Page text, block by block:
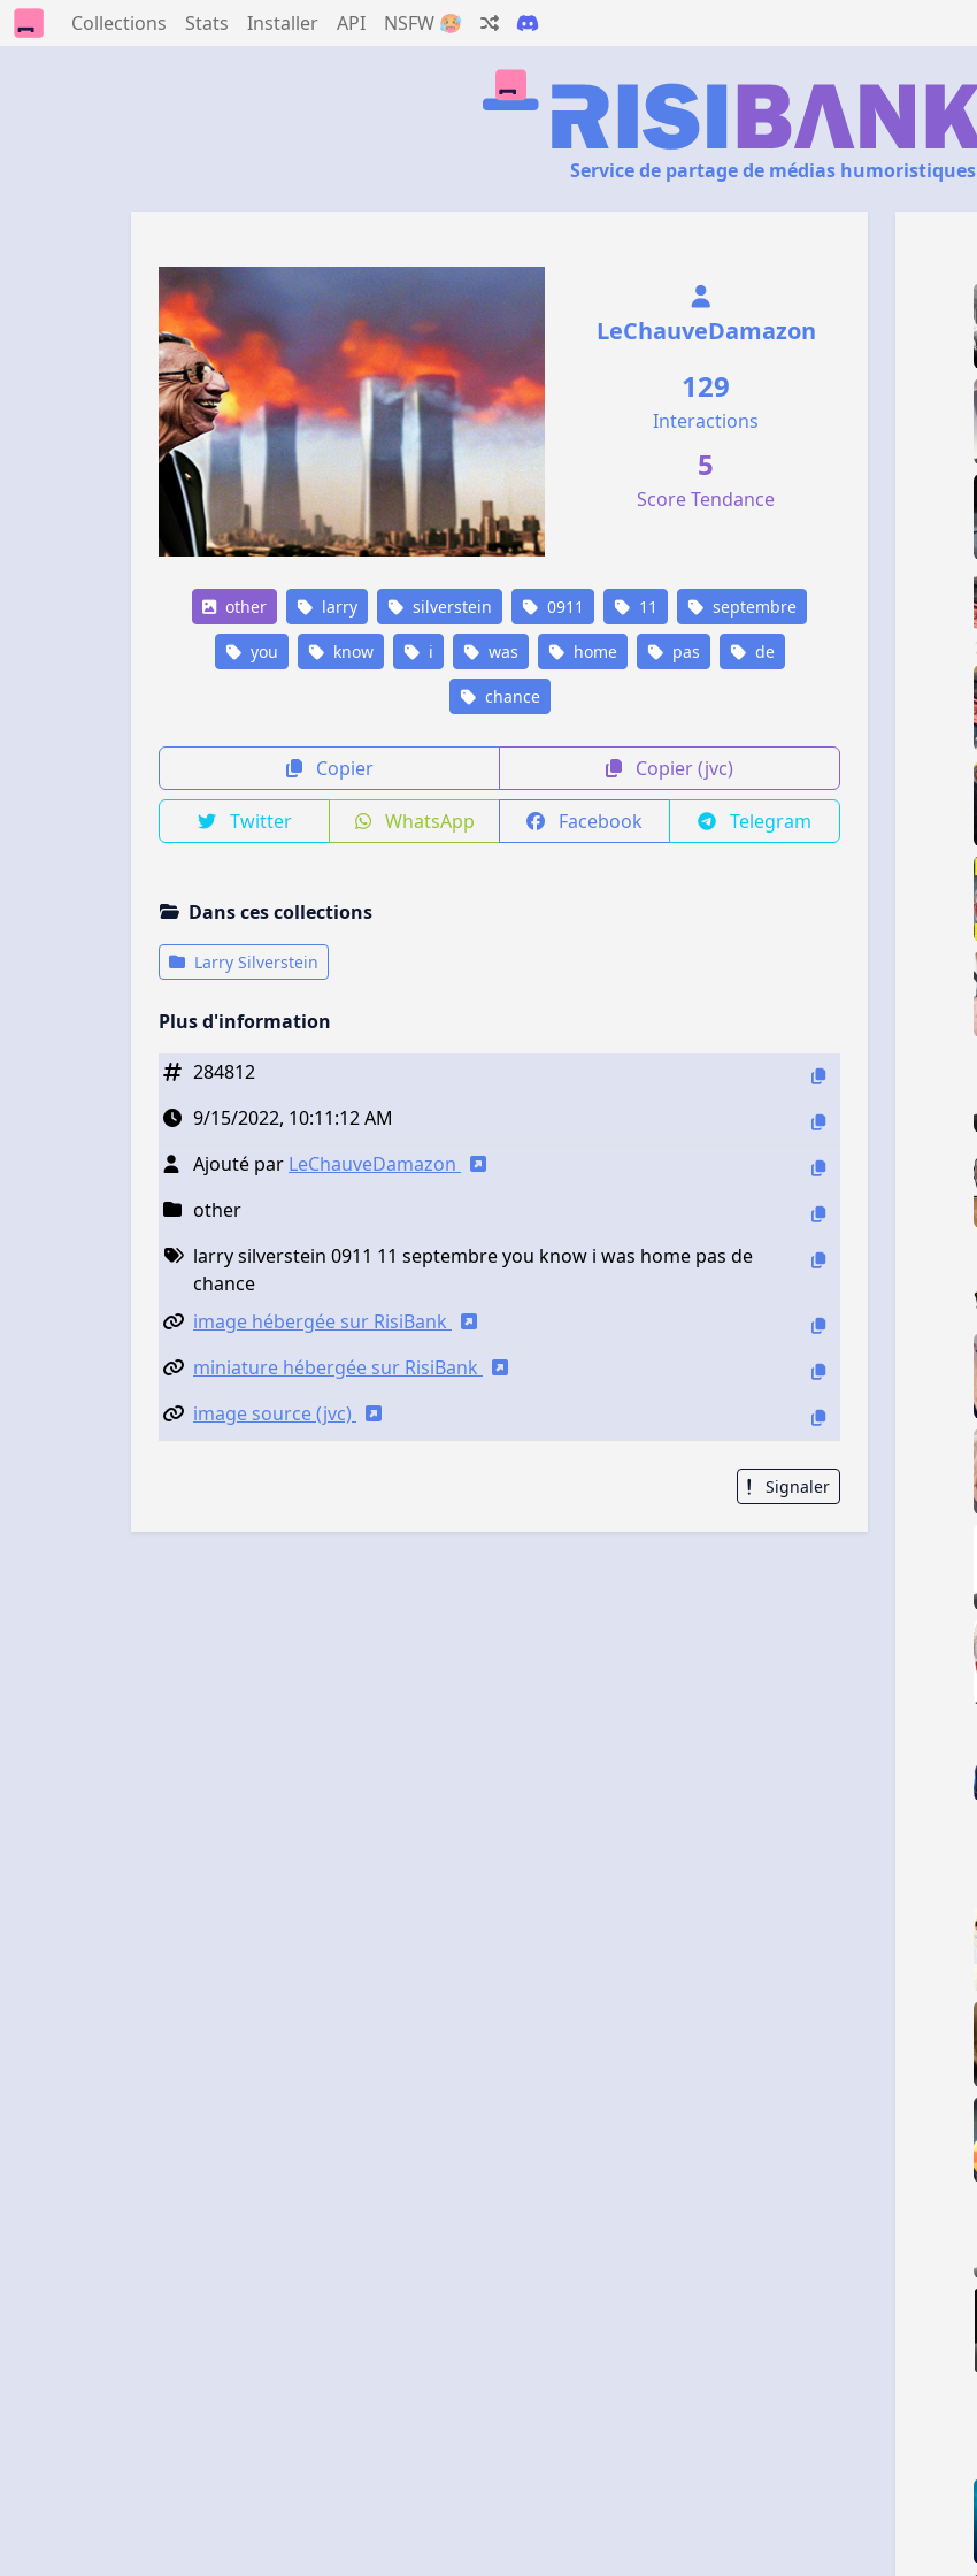
Collections Stats Installer API NSFW 🥵
Service de partage de médias humoristiques
LeChauveDamazon
129
Interactions
5
Score Tendance
other larry silverstein 0911 11 septembre
you know i was home pas de
chance
Copier Copier (jvc)
Twitter WhatsApp Facebook Telegram
Dans ces collections
Larry Silverstein
Plus d'information
284812
9/15/2022, 10:11:12 AM
Ajouté par LeChauveDamazon
other
larry silverstein 0911 11 septembre you know i was home pas de
chance
image hébergée sur RisiBank
miniature hébergée sur RisiBank
image source (jvc)
Signaler